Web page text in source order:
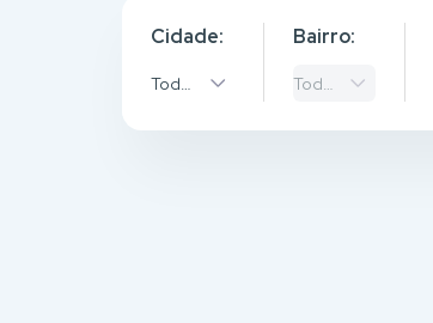
Cidade:
Todas as Cidades
Bairro:
Todos os bairros